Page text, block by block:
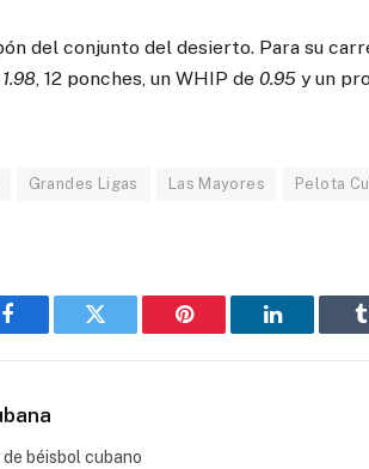
del conjunto del desierto. Para su
1.98, 12 ponches, un WHIP de0.95 y un
Grandes Ligas Las Mayores Pelota
Facebook Twitter Pinterest LinkedIn
béisbol cubano